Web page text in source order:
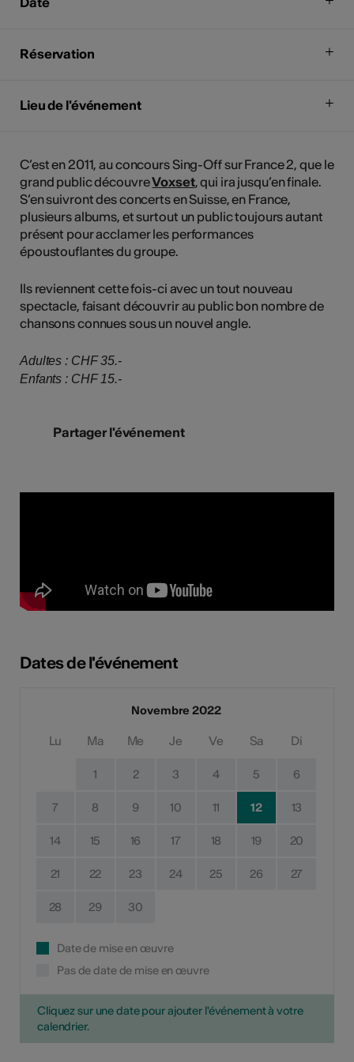
Réservation
Lieu de l'événement
C’est en 2011, au concours Sing-Off sur France 2, que le
grand public découvreVoxset, qui ira jusqu’en finale.
S’en suivront des concerts en Suisse, en France,
plusieurs albums, et surtout un public toujours autant
présent pour acclamer les performances
époustouflantes du groupe.
Ils reviennent cette fois-ci avec un tout nouveau
spectacle, faisant découvrir au public bon nombre de
chansons connues sous un nouvel angle.
Adultes : CHF 35.-
Enfants : CHF 15.-
Partager l'événement
Dates de l'événement
Novembre 2022
Lu Ma Me Je Ve Sa Di
1 2 3 4 5 6
7 8 9 10 11 12 13
14 15 16 17 18 19 20
21 22 23 24 25 26 27
28 29 30
Date de mise en œuvre
Pas de date de mise en œuvre
Cliquez sur une date pour ajouter l'événement à votre
calendrier.